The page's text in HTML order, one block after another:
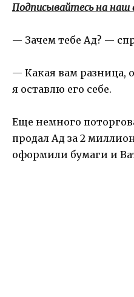
Подписывайтесь на наш
— Зачем тебе Ад? —
— Какая вам разница,
я оставлю его себе.
Еще немного
продал Ад за 2
оформили бумаги и